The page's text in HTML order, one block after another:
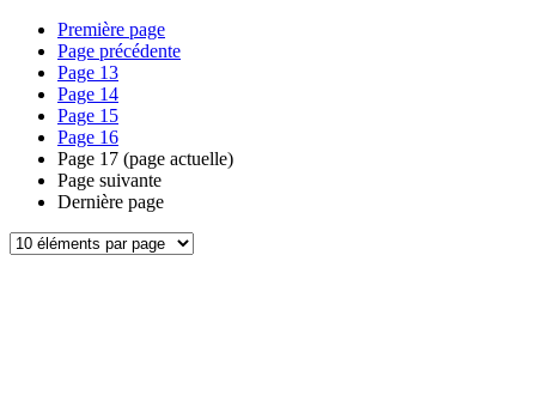
Première page
Page précédente
Page 13
Page 14
Page 15
Page 16
Page 17 (page actuelle)
Page suivante
Dernière page